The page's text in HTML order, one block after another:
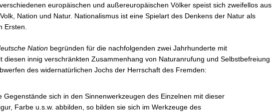
europäischen und außereuropäischen Völker speist sich zweifellos aus
Nation und Natur. Nationalismus ist eine Spielart des Denkens der Natur als
Ersten.
Nation begründen für die nachfolgenden zwei Jahrhunderte mit
diesen innig verschränkten Zusammenhang von Naturanrufung und Selbstbefreiung
des widernatürlichen Jochs der Herrschaft des Fremden:
Gegenstände sich in den Sinnenwerkzeugen des Einzelnen mit dieser
Farbe u.s.w. abbilden, so bilden sie sich im Werkzeuge des